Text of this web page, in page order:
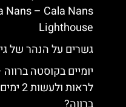
Nans – Cala Nans
Lighthouse‬‬
גשרים על הנהר של
יומיים בקוסטה
לראות